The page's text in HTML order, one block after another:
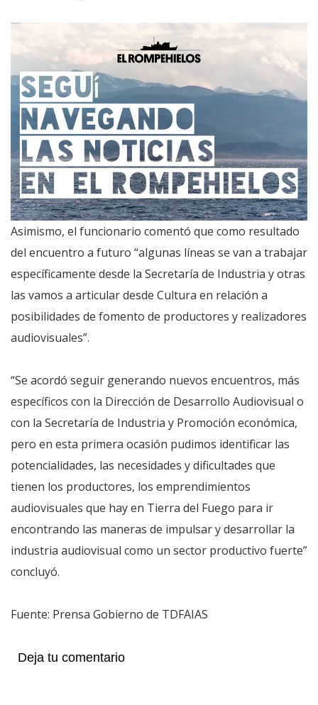
Asimismo, el funcionario comentó que como resultado
del encuentro a futuro “algunas líneas se van a trabajar
específicamente desde la Secretaría de Industria y otras
las vamos a articular desde Cultura en relación a
posibilidades de fomento de productores y realizadores
audiovisuales”.
“Se acordó seguir generando nuevos encuentros, más
específicos con la Dirección de Desarrollo Audiovisual o
con la Secretaría de Industria y Promoción económica,
pero en esta primera ocasión pudimos identificar las
potencialidades, las necesidades y dificultades que
tienen los productores, los emprendimientos
audiovisuales que hay en Tierra del Fuego para ir
encontrando las maneras de impulsar y desarrollar la
industria audiovisual como un sector productivo fuerte”
concluyó.
Fuente: Prensa Gobierno de TDFAIAS
Deja tu comentario